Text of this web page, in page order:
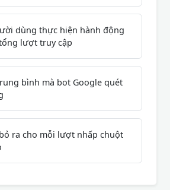
dùng thực hiện hành động
lượt truy cập
bình mà bot Google quét
ra cho mỗi lượt nhấp chuột